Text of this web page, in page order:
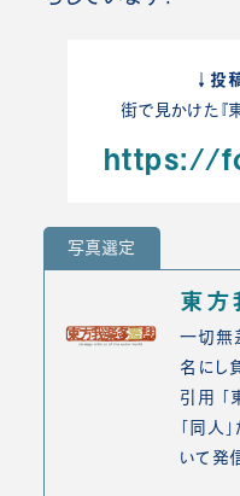
↓投
街で見かけた『
https://
写真選定
東方
一切無
名にし
引用 「
「同人
いて発